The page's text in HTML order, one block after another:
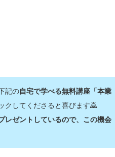
記の自宅で学べる無料講座「本業
クしてくださると喜びます🙇‍
レゼントしているので、この機会